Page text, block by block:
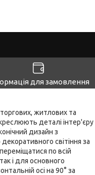
для замовлення
житлових та
деталі інтер'єру
дизайн з
світіння за
по всій
і для основного
осі на 90° за